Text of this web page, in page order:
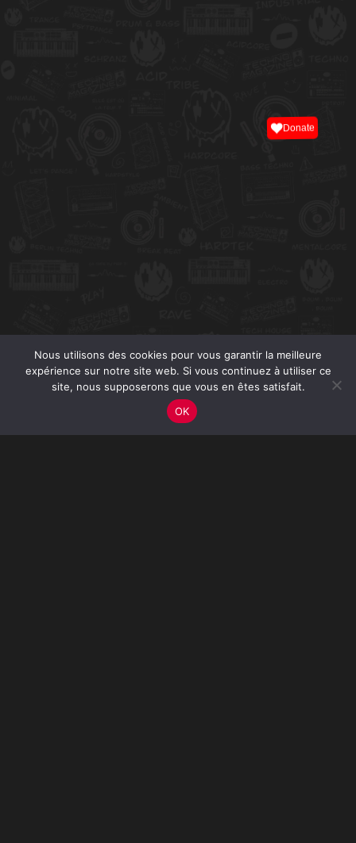
Nous utilisons des cookies pour vous garantir la meilleure
expérience sur notre site web. Si vous continuez à utiliser ce
site, nous supposerons que vous en êtes satisfait.
OK
Donate